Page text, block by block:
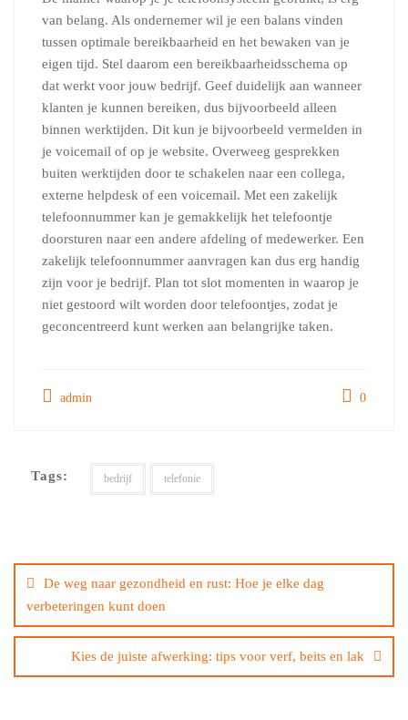
van belang. Als ondernemer wil je een balans vinden
tussen optimale bereikbaarheid en het bewaken van je
eigen tijd. Stel daarom een bereikbaarheidsschema op
dat werkt voor jouw bedrijf. Geef duidelijk aan wanneer
klanten je kunnen bereiken, dus bijvoorbeeld alleen
binnen werktijden. Dit kun je bijvoorbeeld vermelden in
je voicemail of op je website. Overweeg gesprekken
buiten werktijden door te schakelen naar een collega,
externe helpdesk of een voicemail. Met een zakelijk
telefoonnummer kan je gemakkelijk het telefoontje
doorsturen naar een andere afdeling of medewerker. Een
zakelijk telefoonnummer aanvragen kan dus erg handig
zijn voor je bedrijf. Plan tot slot momenten in waarop je
niet gestoord wilt worden door telefoontjes, zodat je
geconcentreerd kunt werken aan belangrijke taken.
admin 0
Tags: bedrijf telefonie
navigatie
De weg naar gezondheid en rust: Hoe je elke dag
verbeteringen kunt doen
Kies de juiste afwerking: tips voor verf, beits en lak